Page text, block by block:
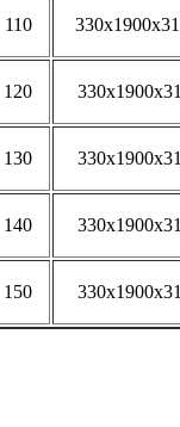
110
120
130
140
150